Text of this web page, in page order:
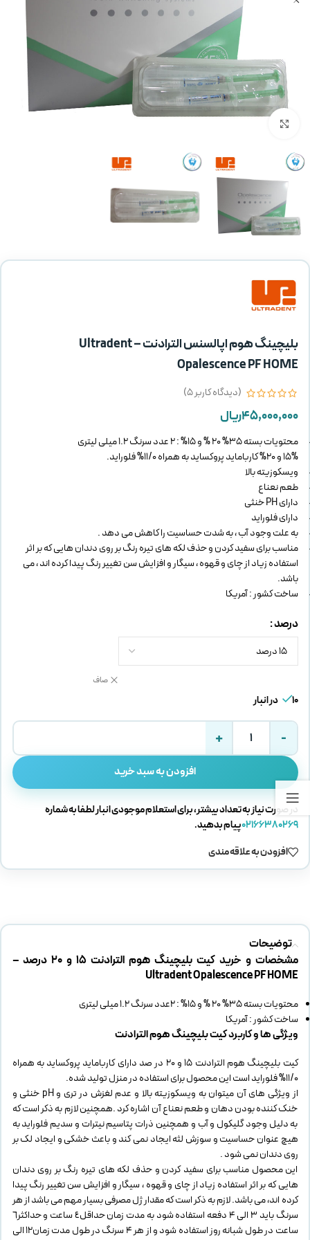
بلیچینگ هوم اپالسنس الترادنت – Ultradent
Opalescence PF HOME
(دیدگاه کاربر5
)
۴۵,۰۰۰,۰۰۰ریال
محتویات بسته 35% 20 % و 15% : 2 عدد سرنگ 1.2 میلی لیتری
15% و 20% کارباماید پروکساید به همراه 11/0% فلوراید.
ویسکوزیته بالا
طعم نعناع
دارای PH خنثی
دارای فلوراید
به علت وجود آب ، به شدت حساسیت را کاهش می دهد .
مناسب برای سفید کردن و حذف لکه های تیره رنگ بر روی دندان هایی که بر اثر
استفاده زیاد از چای و قهوه ، سیگار و افزایش سن تغییر رنگ پیدا کرده اند ، می
باشد.
ساخت کشور : آمریکا
درصد
صاف
10 در انبار
افزودن به سبد خرید
در صورت نیاز به تعداد بیشتر، برای استعلام موجودی انبار لطفا به شماره
02166380269پیام بدهید.
افزودن به علاقه مندی
توضیحات
مشخصات و خرید
کیت بلیچینگ هوم الترادنت 15 و 20 درصد –
Ultradent Opalescence PF HOME
محتویات بسته 35% 20 % و 15% : 2عدد سرنگ 1.2 میلی لیتری
ساخت کشور : آمریکا
ویژگی ها و کاربردکیت بلیچینگ هوم الترادنت
کیت بلیچینگ هوم الترادنت 15 و 20 در صد دارای کارباماید پروکساید به همراه
11/0% فلوراید است این محصول برای استفاده در منزل تولید شده.
از ویژگی های آن میتوان به ویسکوزیته بالا و عدم لغزش در تری و pH خنثی و
خنک کننده بودن دهان و طعم نعناع آن اشاره کرد .همچنین لازم به ذکر است که
به دلیل وجود گلیکول و آب و همچنین ذرات پتاسیم نیترات و سدیم فلوراید به
هیچ عنوان حساسیت و سوزش لثه ایجاد نمی کند و باعث خشکی و ایجاد لک بر
روی دندان نمی شود .
این محصول مناسب برای سفید کردن و حذف لکه های تیره رنگ بر روی دندان
هایی که بر اثر استفاده زیاد از چای و قهوه ، سیگار و افزایش سن تغییر رنگ پیدا
کرده اند، می باشد. لازم به ذکر است که مقدار ژل مصرفی بسیار مهم می باشد از هر
سرنگ باید 3 الی 4 دفعه استفاده شود به مدت زمان حداقل٤ ساعت و حداکثر٦
ساعت در طول شبانه روز استفاده شود و از هر 4 سرنگ در طول مدت زمان12 الی